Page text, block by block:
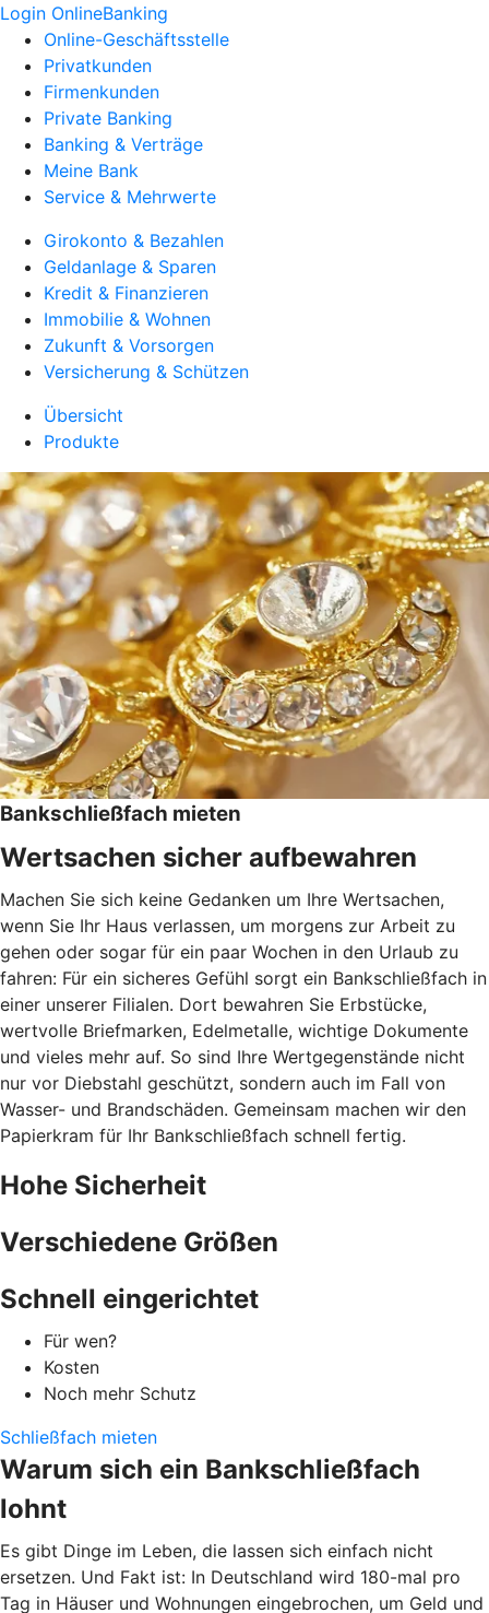
Login OnlineBanking
Online-Geschäftsstelle
Privatkunden
Firmenkunden
Private Banking
Banking & Verträge
Meine Bank
Service & Mehrwerte
Girokonto & Bezahlen
Geldanlage & Sparen
Kredit & Finanzieren
Immobilie & Wohnen
Zukunft & Vorsorgen
Versicherung & Schützen
Übersicht
Produkte
Bankschließfach mieten
Wertsachen sicher aufbewahren
Machen Sie sich keine Gedanken um Ihre Wertsachen,
wenn Sie Ihr Haus verlassen, um morgens zur Arbeit zu
gehen oder sogar für ein paar Wochen in den Urlaub zu
fahren: Für ein sicheres Gefühl sorgt ein Bankschließfach in
einer unserer Filialen. Dort bewahren Sie Erbstücke,
wertvolle Briefmarken, Edelmetalle, wichtige Dokumente
und vieles mehr auf. So sind Ihre Wertgegenstände nicht
nur vor Diebstahl geschützt, sondern auch im Fall von
Wasser- und Brandschäden. Gemeinsam machen wir den
Papierkram für Ihr Bankschließfach schnell fertig.
Hohe Sicherheit
Verschiedene Größen
Schnell eingerichtet
Für wen?
Kosten
Noch mehr Schutz
Schließfach mieten
Warum sich ein Bankschließfach
lohnt
Es gibt Dinge im Leben, die lassen sich einfach nicht
ersetzen. Und Fakt ist: In Deutschland wird 180-mal pro
Tag in Häuser und Wohnungen eingebrochen, um Geld und